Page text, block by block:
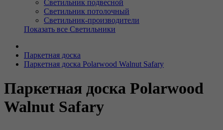
Светильник подвесной
Светильник потолочный
Светильник-производители
Показать все Светильники
Паркетная доска
Паркетная доска Polarwood Walnut Safary
Паркетная доска Polarwood
Walnut Safary